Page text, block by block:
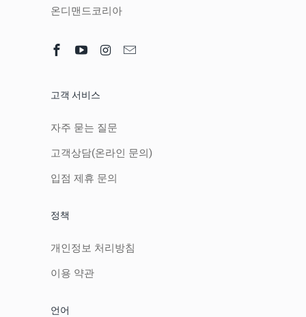
온디맨드코리아
고객 서비스
자주 묻는 질문
고객상담(온라인 문의)
입점 제휴 문의
정책
개인정보 처리방침
이용 약관
언어